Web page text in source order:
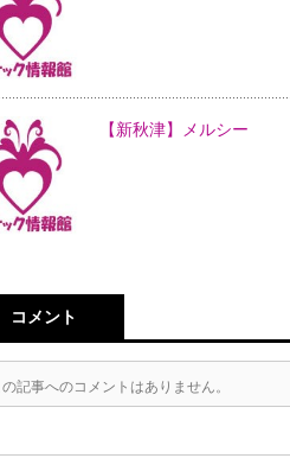
【新秋津】メルシー
コメント
の記事へのコメントはありません。